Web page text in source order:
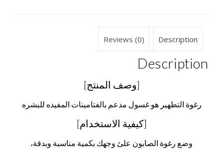
Description
Reviews (0)
Description
[وصف المنتج]
رغوة التطهير هو غسول مدعم بالفتامينات المفيده للبشره
[كيفية الاستخدام]
وضع رغوة الصابون علئ وجهك بكمية مناسبة وبدقة،